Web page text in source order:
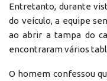
Entretanto, durante
do veículo, a equipe
ao abrir a tampa do
encontraram vários
O homem confessou